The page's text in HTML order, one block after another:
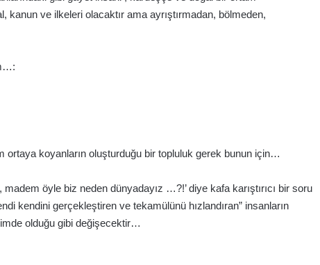
ve ilkeleri olacaktır ama ayrıştırmadan, bölmeden,
ortaya koyanların oluşturduğu bir topluluk gerek bunun için…
öyle biz neden dünyadayız …?!’ diye kafa karıştırıcı bir soru
kendini gerçekleştiren ve tekamülünü hızlandıran” insanların
olduğu gibi değişecektir…